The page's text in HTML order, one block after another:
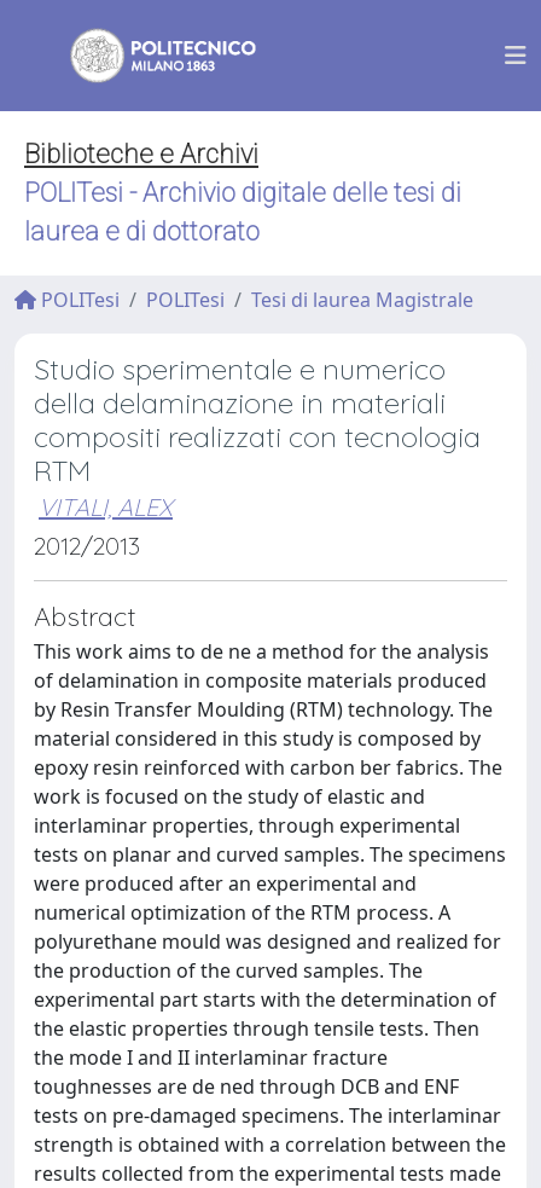
Biblioteche e Archivi
POLITesi - Archivio digitale delle tesi di
laurea e di dottorato
POLITesi POLITesi Tesi di laurea Magistrale
Studio sperimentale e numerico
della delaminazione in materiali
compositi realizzati con tecnologia
RTM
VITALI, ALEX
2012/2013
Abstract
This work aims to de ne a method for the analysis
of delamination in composite materials produced
by Resin Transfer Moulding (RTM) technology. The
material considered in this study is composed by
epoxy resin reinforced with carbon ber fabrics. The
work is focused on the study of elastic and
interlaminar properties, through experimental
tests on planar and curved samples. The specimens
were produced after an experimental and
numerical optimization of the RTM process. A
polyurethane mould was designed and realized for
the production of the curved samples. The
experimental part starts with the determination of
the elastic properties through tensile tests. Then
the mode I and II interlaminar fracture
toughnesses are de ned through DCB and ENF
tests on pre-damaged specimens. The interlaminar
strength is obtained with a correlation between the
results collected from the experimental tests made